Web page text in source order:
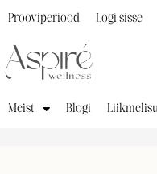
Meist Blogi
Prooviperiood Logi sisse